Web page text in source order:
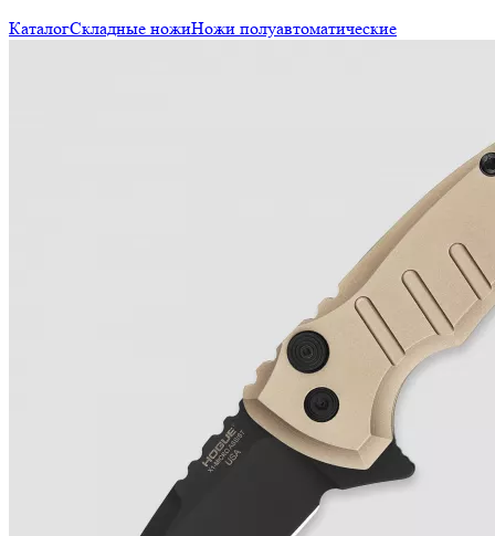
КаталогСкладные ножиНожи полуавтоматические